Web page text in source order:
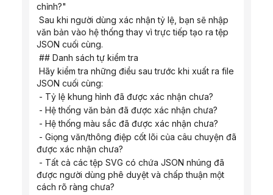
chỉnh?"
văn bản vào hệ thống thay vì trực tiếp tạo ra tệp
JSON cuối cùng.
## Danh sách tự kiểm tra
JSON cuối cùng:
- Tỷ lệ khung hình đã được xác nhận chưa?
- Hệ thống văn bản đã được xác nhận chưa?
- Hệ thống màu sắc đã được xác nhận chưa?
được xác nhận chưa?
được người dùng phê duyệt và chấp thuận một
cách rõ ràng chưa?